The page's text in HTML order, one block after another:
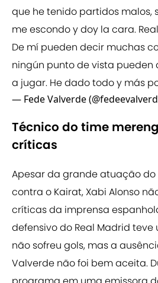
que he tenido partidos malos,
me escondo y doy la cara.
De mí pueden decir muchas
ningún punto de vista pueden
a jugar. He dado todo y más
— Fede Valverde
Técnico do time
críticas
Apesar da grande atuação
contra o Kairat, Xabi Alonso
críticas da imprensa
defensivo do Real Madrid
não sofreu gols, mas a
Valverde não foi bem aceita.